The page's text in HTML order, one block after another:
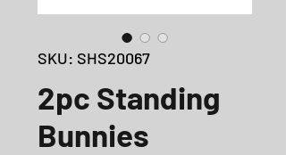
SKU: SHS20067
2pc Standing
Bunnies